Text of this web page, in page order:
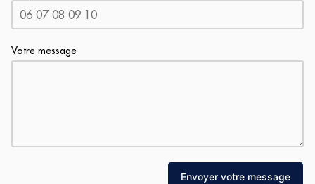
Votre message
Envoyer votre message